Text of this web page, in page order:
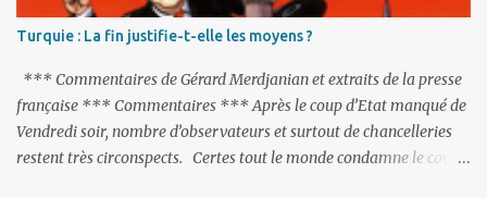
Turquie : La fin justifie-t-elle les moyens ?
*** Commentaires de Gérard Merdjanian et extraits de la presse
française *** Commentaires *** Après le coup d’Etat manqué de
Vendredi soir, nombre d’observateurs et surtout de chancelleries
restent très circonspects. Certes tout le monde condamne le coup